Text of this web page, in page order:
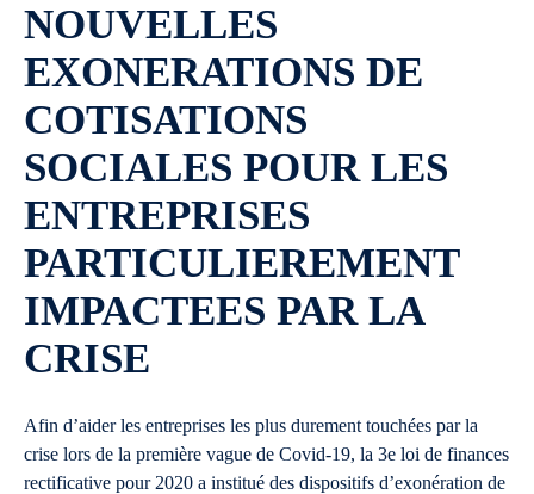
NOUVELLES
EXONERATIONS DE
COTISATIONS
SOCIALES POUR LES
ENTREPRISES
PARTICULIEREMENT
IMPACTEES PAR LA
CRISE
Afin d’aider les entreprises les plus durement touchées par la
crise lors de la première vague de Covid-19, la 3e loi de finances
rectificative pour 2020 a institué des dispositifs d’exonération de